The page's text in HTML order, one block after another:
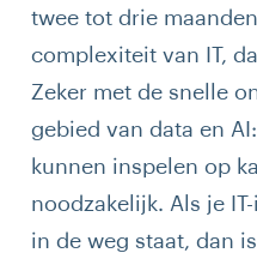
twee tot drie
complexiteit van IT,
Zeker met de snelle
gebied van data en
kunnen inspelen op
noodzakelijk. Als je
in de weg staat, dan